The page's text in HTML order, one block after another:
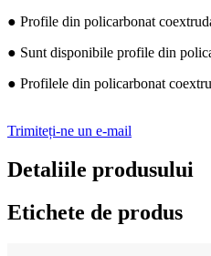
● Profile din policarbonat
● Sunt disponibile profile din
● Profilele din policarbonat
Trimiteți-ne un e-mail
Detaliile produsului
Etichete de produs